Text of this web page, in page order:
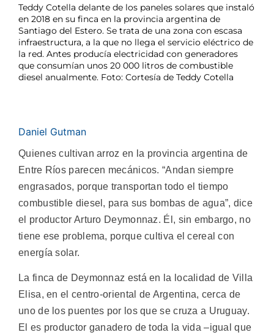
Teddy Cotella delante de los paneles solares que instaló
en 2018 en su finca en la provincia argentina de
Santiago del Estero. Se trata de una zona con escasa
infraestructura, a la que no llega el servicio eléctrico de
la red. Antes producía electricidad con generadores
que consumían unos 20 000 litros de combustible
diesel anualmente. Foto: Cortesía de Teddy Cotella
Daniel Gutman
Quienes cultivan arroz en la provincia argentina de
Entre Ríos parecen mecánicos. “Andan siempre
engrasados, porque transportan todo el tiempo
combustible diesel, para sus bombas de agua”, dice
el productor Arturo Deymonnaz. Él, sin embargo, no
tiene ese problema, porque cultiva el cereal con
energía solar.
La finca de Deymonnaz está en la localidad de Villa
Elisa, en el centro-oriental de Argentina, cerca de
uno de los puentes por los que se cruza a Uruguay.
El es productor ganadero de toda la vida –igual que